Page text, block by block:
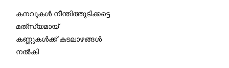
കനവുകൾ നീന്തിത്തുടിക്കട്ടെ
മത്‍സ്യമായ്
കണ്ണുകൾക്ക് കടലാഴങ്ങൾ
നൽകി